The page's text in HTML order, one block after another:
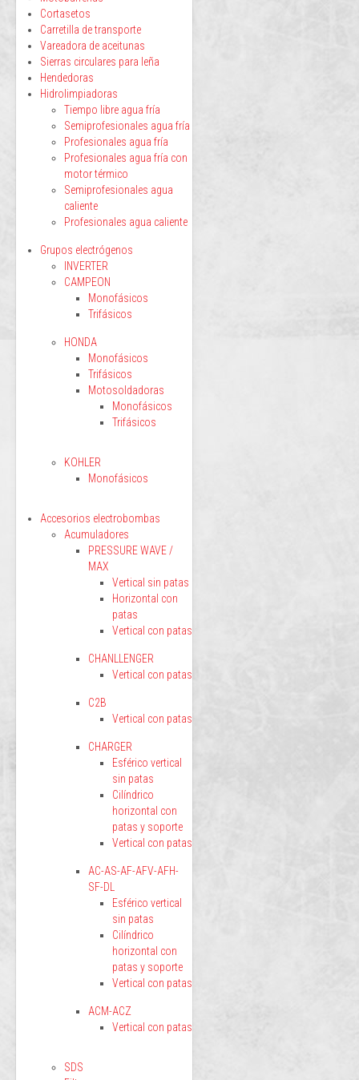
Cortasetos
Carretilla de transporte
Vareadora de aceitunas
Sierras circulares para leña
Hendedoras
Hidrolimpiadoras
Tiempo libre agua fría
Semiprofesionales agua fría
Profesionales agua fría
Profesionales agua fría con
motor térmico
Semiprofesionales agua
caliente
Profesionales agua caliente
Grupos electrógenos
INVERTER
CAMPEON
Monofásicos
Trifásicos
HONDA
Monofásicos
Trifásicos
Motosoldadoras
Monofásicos
Trifásicos
KOHLER
Monofásicos
Accesorios electrobombas
Acumuladores
PRESSURE WAVE /
MAX
Vertical sin patas
Horizontal con
patas
Vertical con patas
CHANLLENGER
Vertical con patas
C2B
Vertical con patas
CHARGER
Esférico vertical
sin patas
Cilíndrico
horizontal con
patas y soporte
Vertical con patas
AC-AS-AF-AFV-AFH-
SF-DL
Esférico vertical
sin patas
Cilíndrico
horizontal con
patas y soporte
Vertical con patas
ACM-ACZ
Vertical con patas
SDS